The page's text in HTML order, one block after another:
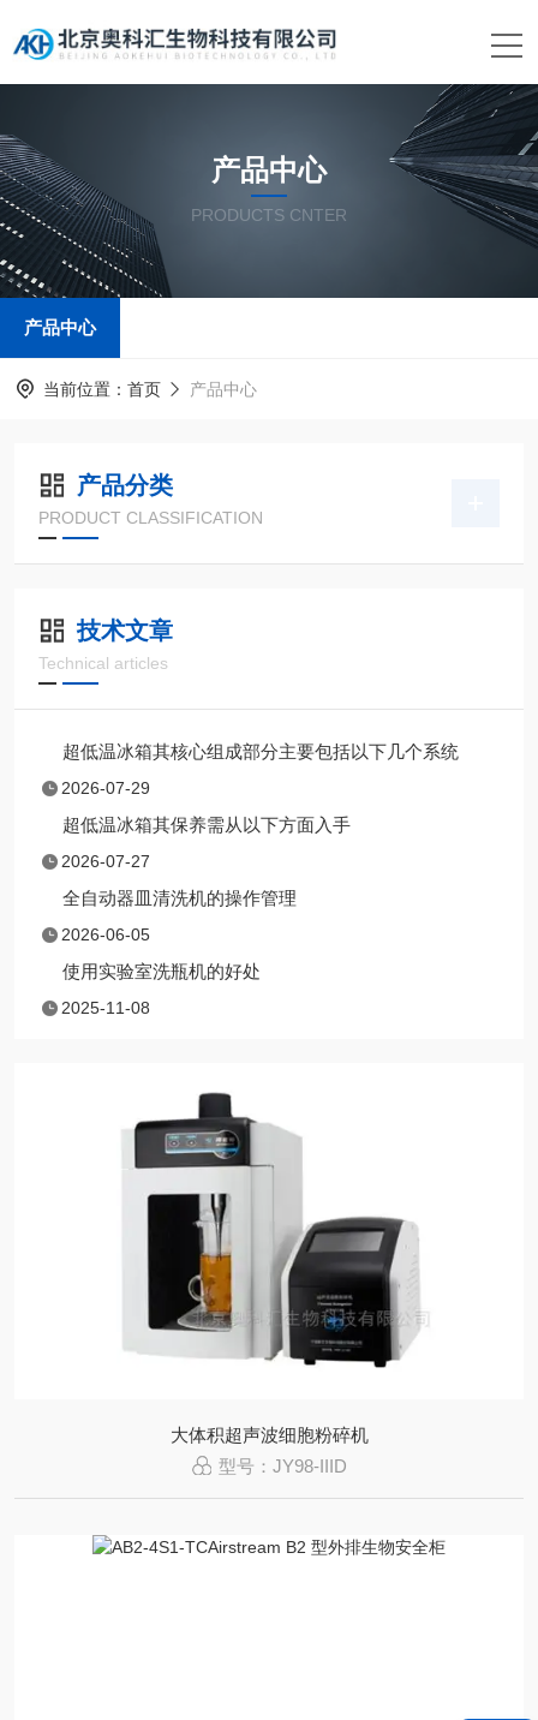
产品中心
PRODUCTS CNTER
产品中心
当前位置： 首页 产品中心
产品分类
PRODUCT CLASSIFICATION
技术文章
Technical articles
超低温冰箱其核心组成部分主要包括以下几个系统
2026-07-29
超低温冰箱其保养需从以下方面入手
2026-07-27
全自动器皿清洗机的操作管理
2026-06-05
使用实验室洗瓶机的好处
2025-11-08
大体积超声波细胞粉碎机
型号：JY98-IIID